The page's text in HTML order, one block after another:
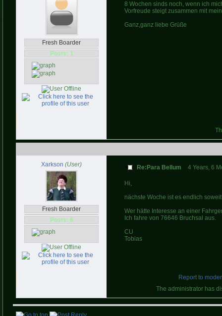
Fresh Boarder
Posts: 1
8 Wochen sinds noch, wenn ich
Vorfreude steigt zusammen mit
Ganz,ganz liebe Grüße
Xarkson (User)
Fresh Boarder
Posts: 6
Re:Para Bellum 4 Years, 6
Hi,
nächste Woche ist es endlich
Wer hätte Interesse an einer
Ich fahre von 76646 Bruchsal aus.
CU
Tobias
Report to
The administrator has